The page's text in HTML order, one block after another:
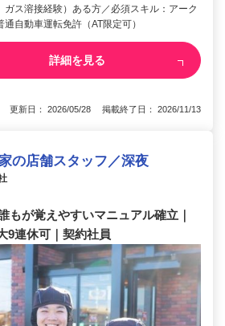
ガス溶接経験）ある方／必須スキル：アーク
自動車運転免許（AT限定可）
詳細を見る
更新日： 2026/05/28 掲載終了日： 2026/11/13
の店舗スタッフ／深夜
もが覚えやすいマニュアル確立｜
9連休可｜契約社員